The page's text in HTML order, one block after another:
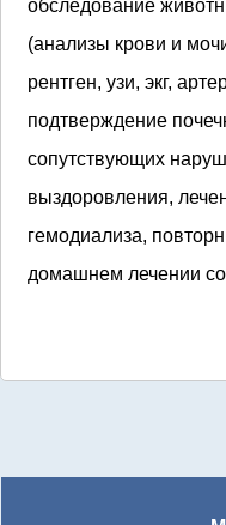
обследование
(анализы крови и
рентген, узи, экг,
подтверждение
сопутствующих
выздоровления,
гемодиализа,
домашнем лечении